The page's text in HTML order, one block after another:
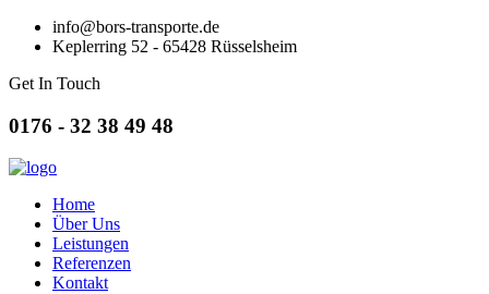
info@bors-transporte.de
Keplerring 52 - 65428 Rüsselsheim
Get In Touch
0176 - 32 38 49 48
Home
Über Uns
Leistungen
Referenzen
Kontakt